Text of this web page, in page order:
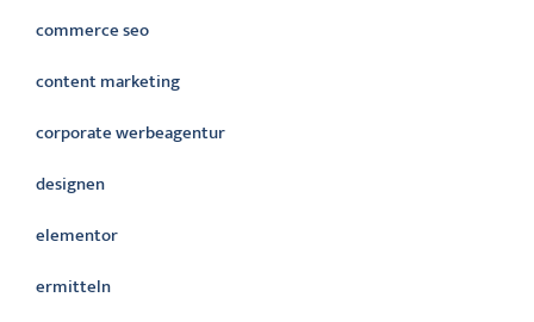
commerce seo
content marketing
corporate werbeagentur
designen
elementor
ermitteln